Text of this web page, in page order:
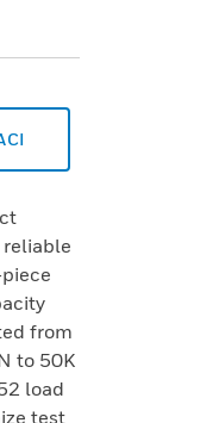
from
to 50K
load
test